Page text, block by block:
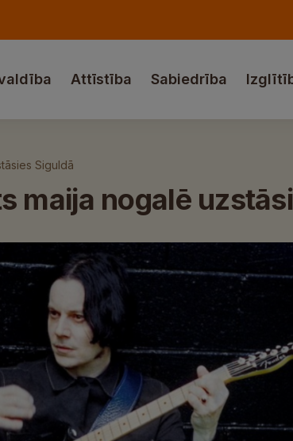
Attīstība Sabiedrība
Siguldā
maija nogalē